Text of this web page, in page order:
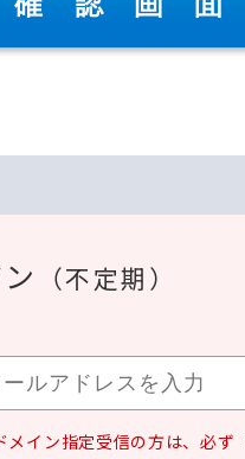
（不定期）
メイン指定受信の方は、必ず